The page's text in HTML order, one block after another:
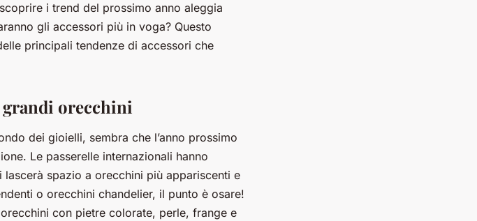
i trend del prossimo anno aleggia
gli accessori più in voga? Questo
principali tendenze di accessori che
orecchini
dei gioielli, sembra che l’anno prossimo
Le passerelle internazionali hanno
spazio a orecchini più appariscenti e
o orecchini chandelier, il punto è osare!
con pietre colorate, perle, frange e